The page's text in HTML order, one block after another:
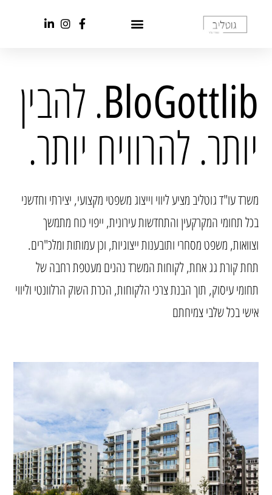
BloGottlib. להבין
יותר. להרוויח יותר.
משרד עו"ד גוטליב מציע ליווי וייצוג משפטי מקצועי, יצירתי וחדשני
בכל תחומי המקרקעין והתחדשות עירונית, ייפוי כוח מתמשך
וצוואות, משפט מסחרי ותובענות ייצוגיות, וכן עמותות ומלכ"רים.
תחת קורת גג אחת, לקוחות המשרד נהנים מעטפת רחבה של
תחומי עיסוק, תוך הבנת צרכי הלקוחות, הכרת השוק הרלוונטי וליווי
אישי בכל שלבי צמיחתם